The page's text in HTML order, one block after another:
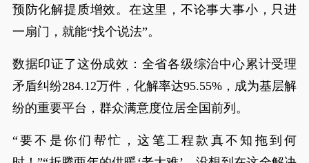
预防化解提质增效。在这里，不论事大事小，只进
一扇门，就能“找个说法”。
数据印证了这份成效：全省各级综治中心累计受理
矛盾纠纷284.12万件，化解率达95.55%，成为基层解
纷的重要平台，群众满意度位居全国前列。
“要不是你们帮忙，这笔工程款真不知拖到何